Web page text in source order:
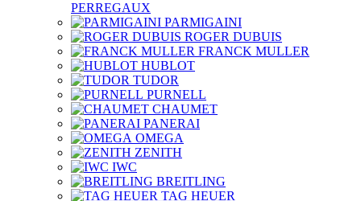
PERREGAUX
PARMIGAINI
ROGER DUBUIS
FRANCK MULLER
HUBLOT
TUDOR
PURNELL
CHAUMET
PANERAI
OMEGA
ZENITH
IWC
BREITLING
TAG HEUER